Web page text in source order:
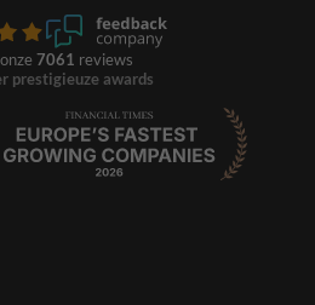
7061 reviews
prestigieuze awards